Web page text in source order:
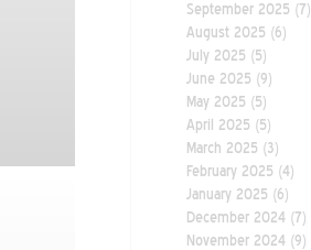
September 2025 (7)
August 2025 (6)
July 2025 (5)
June 2025 (9)
May 2025 (5)
April 2025 (5)
March 2025 (3)
February 2025 (4)
January 2025 (6)
December 2024 (7)
November 2024 (9)